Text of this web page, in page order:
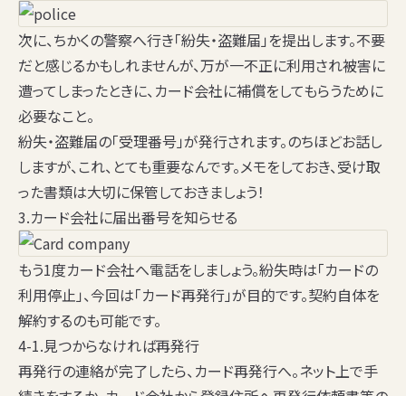
次に、ちかくの警察へ行き「紛失・盗難届」を提出します。不要
だと感じるかもしれませんが、万が一不正に利用され被害に
遭ってしまったときに、カード会社に補償をしてもらうために
必要なこと。
紛失・盗難届の「受理番号」が発行されます。のちほどお話し
しますが、これ、とても重要なんです。メモをしておき、受け取
った書類は大切に保管しておきましょう！
3.カード会社に届出番号を知らせる
もう1度カード会社へ電話をしましょう。紛失時は「カードの
利用停止」、今回は「カード再発行」が目的です。契約自体を
解約するのも可能です。
4-1.見つからなければ再発行
再発行の連絡が完了したら、カード再発行へ。ネット上で手